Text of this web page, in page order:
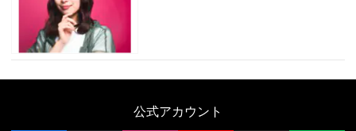
公式アカウント